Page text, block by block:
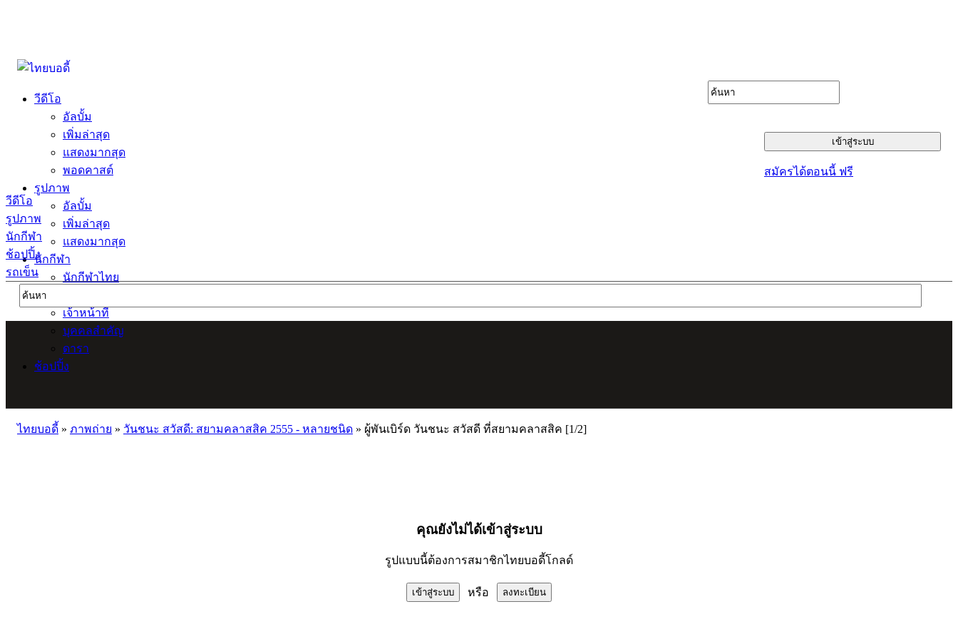
วีดีโอ
อัลบั้ม
เพิ่มล่าสุด
แสดงมากสุด
พอดคาสต์
รูปภาพ
อัลบั้ม
เพิ่มล่าสุด
แสดงมากสุด
นักกีฬา
นักกีฬาไทย
เจ้าหน้าที่
บุคคลสำคัญ
ดารา
ช้อปปิ้ง
สมัครได้ตอนนี้ ฟรี
วีดีโอ
รูปภาพ
นักกีฬา
ช้อปปิ้ง
รถเข็น
ไทยบอดี้ » ภาพถ่าย » วันชนะ สวัสดี: สยามคลาสสิค 2555 - หลายชนิด » ผู้พันเบิร์ด วันชนะ สวัสดี ที่สยามคลาสสิค [1/2]
คุณยังไม่ได้เข้าสู่ระบบ
รูปแบบนี้ต้องการสมาชิกไทยบอดี้โกลด์
หรือ